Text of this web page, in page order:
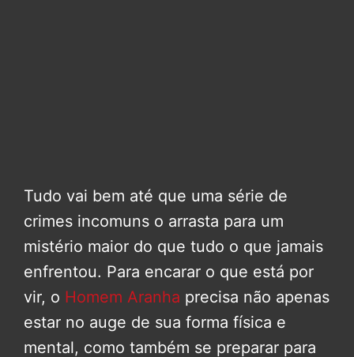
Tudo vai bem até que uma série de
crimes incomuns o arrasta para um
mistério maior do que tudo o que jamais
enfrentou. Para encarar o que está por
vir, o Homem Aranha precisa não apenas
estar no auge de sua forma física e
mental, como também se preparar para